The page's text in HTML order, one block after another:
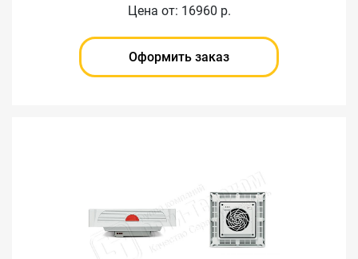
Цена от: 16960 р.
Оформить заказ